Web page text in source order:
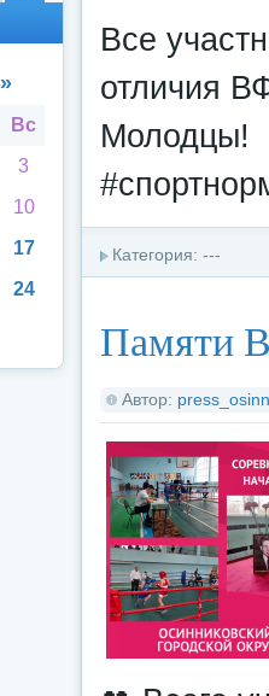
Все
отличия
Молодцы!
Категория: ---
Памяти
Автор:
кал
аря
»
Вс
3
10
17
24